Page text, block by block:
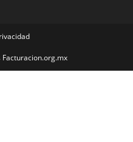
Facturacion.org.mx